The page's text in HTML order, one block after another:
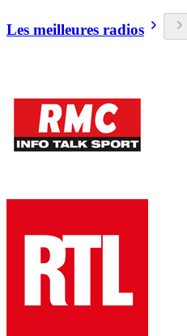
Les meilleures radios